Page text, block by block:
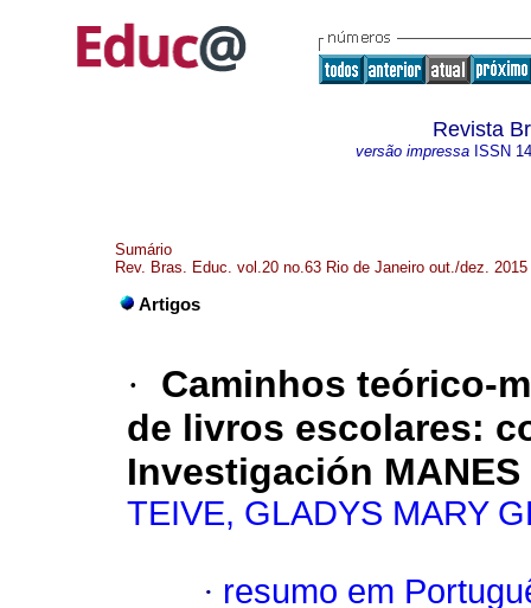
Revista
versão impressa ISSN
Sumário
Rev. Bras. Educ. vol.20 no.63 Rio de Janeiro out./dez. 2015
Artigos
·
Caminhos teórico-
de livros escolares:
Investigación MANES
TEIVE, GLADYS MARY
· resumo em